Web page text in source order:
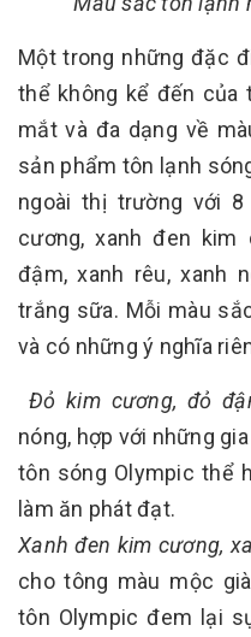
Một trong những đặc
thể không kể đến của
mắt và đa dạng về
sản phẩm tôn lạnh
ngoài thị trường với
cương, xanh đen kim
đậm, xanh rêu, xanh
trắng sữa. Mỗi màu
và có những ý nghĩa
Đỏ kim cương, đỏ
nóng, hợp với những
tôn sóng Olympic thể
làm ăn phát đạt.
Xanh đen kim cương,
cho tông màu mộc
tôn Olympic đem lại